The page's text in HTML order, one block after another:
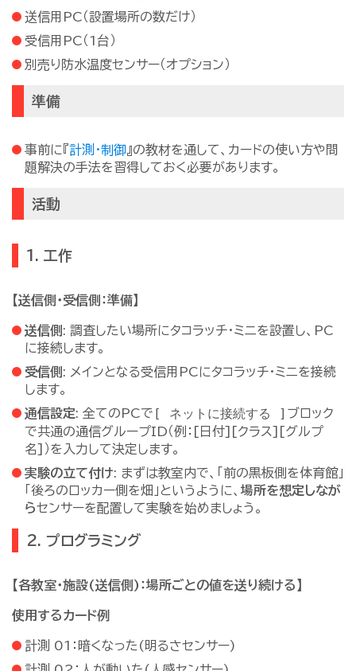
送信用PC（設置場所の数だけ）
受信用PC（1台）
別売り防水温度センサー（オプション）
準備
事前に『計測・制御 』の教材を通して、カードの使い方や問
題解決の手法を習得しておく必要があります。
活動
1. 工作
【送信側・受信側：準備】
送信側 : 調査したい場所にタコラッチ・ミニを設置し、PC
に接続します。
受信側 : メインとなる受信用PCにタコラッチ・ミニを接続
します。
通信設定: 全てのPCで [ ネットに接続する ] ブロック
で共通の通信グループID（例：[日付][クラス][グルプ
名]）を入力して決定します。
実験の立て付け: まずは教室内で、「前の黒板側を体育館」
「後ろのロッカー側を畑」というように、 場所を想定しなが
らセンサーを配置して実験を始めましょう。
2. プログラミング
【各教室・施設(送信側)：場所ごとの値を送り続ける】
使用するカード例
計測 01：暗くなった(明るさセンサー)